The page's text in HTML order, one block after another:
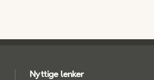
Nyttige lenker